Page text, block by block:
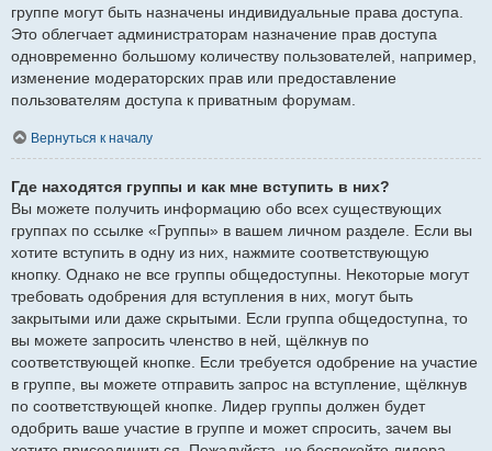
группе могут быть назначены индивидуальные права доступа.
Это облегчает администраторам назначение прав доступа
одновременно большому количеству пользователей, например,
изменение модераторских прав или предоставление
пользователям доступа к приватным форумам.
Вернуться к началу
Где находятся группы и как мне вступить в них?
Вы можете получить информацию обо всех существующих
группах по ссылке «Группы» в вашем личном разделе. Если вы
хотите вступить в одну из них, нажмите соответствующую
кнопку. Однако не все группы общедоступны. Некоторые могут
требовать одобрения для вступления в них, могут быть
закрытыми или даже скрытыми. Если группа общедоступна, то
вы можете запросить членство в ней, щёлкнув по
соответствующей кнопке. Если требуется одобрение на участие
в группе, вы можете отправить запрос на вступление, щёлкнув
по соответствующей кнопке. Лидер группы должен будет
одобрить ваше участие в группе и может спросить, зачем вы